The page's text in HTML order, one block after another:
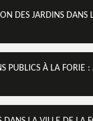
DES JARDINS DANS
PUBLICS À LA FORIE